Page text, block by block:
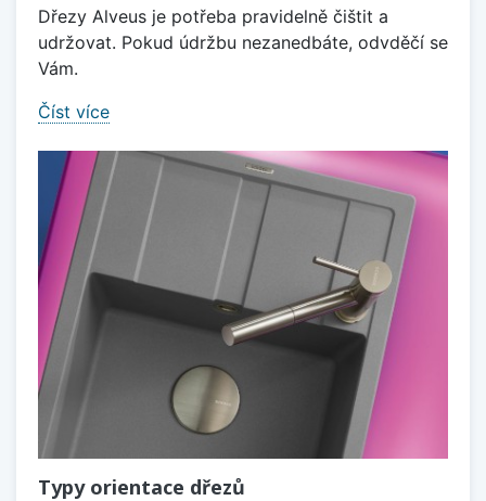
Dřezy Alveus je potřeba pravidelně čištit a
udržovat. Pokud údržbu nezanedbáte, odvděčí se
Vám.
Číst více
Typy orientace dřezů